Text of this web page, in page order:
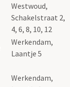
Westwoud,
Schakelstraat 2,
4, 6, 8, 10, 12
Werkendam,
Laantje 5
Werkendam,